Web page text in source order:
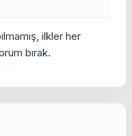
ilkler her
bırak.